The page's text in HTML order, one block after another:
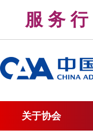
服 务
关于协会